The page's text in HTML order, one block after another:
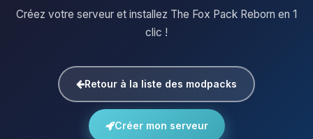
Créez votre serveur et installez The Fox Pack Reborn en 1
clic !
Retour à la liste des modpacks
Créer mon serveur